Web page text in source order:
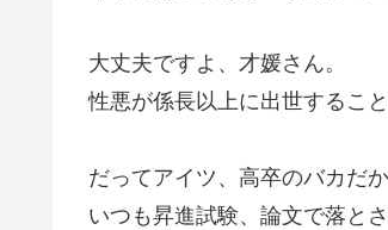
大丈夫ですよ、才媛さん。
性悪が係長以上に出世するこ
だってアイツ、高卒のバカだ
いつも昇進試験、論文で落とさ